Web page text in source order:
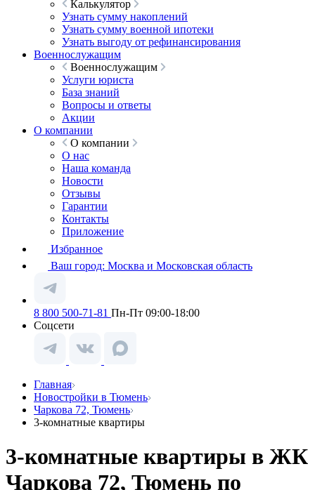
Калькулятор
Узнать сумму накоплений
Узнать сумму военной ипотеки
Узнать выгоду от рефинансирования
Военнослужащим
Военнослужащим
Услуги юриста
База знаний
Вопросы и ответы
Акции
О компании
О компании
О нас
Наша команда
Новости
Отзывы
Гарантии
Контакты
Приложение
Избранное
Ваш город: Москва и Московская область
8 800 500-71-81 Пн-Пт 09:00-18:00
Соцсети
Главная
Новостройки в Тюмень
Чаркова 72, Тюмень
3-комнатные квартиры
3-комнатные квартиры в ЖК
Чаркова 72, Тюмень по